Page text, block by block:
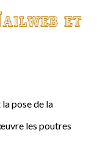
et
pose de la
les poutres